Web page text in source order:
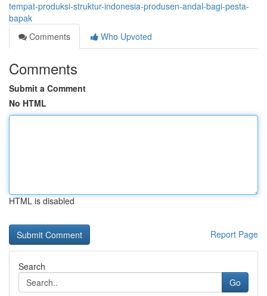
tempat-produksi-struktur-indonesia-produsen-andal-bagi-pesta-
bapak
Comments
Who Upvoted
Comments
Submit a Comment
No HTML
HTML is disabled
Report Page
Search
Go